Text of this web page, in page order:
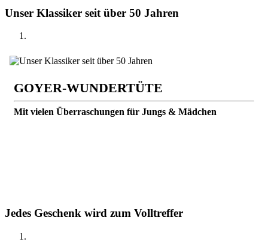
Unser Klassiker seit über 50 Jahren
GOYER-WUNDERTÜTE
Mit vielen Überraschungen für Jungs & Mädchen
Jedes Geschenk wird zum Volltreffer